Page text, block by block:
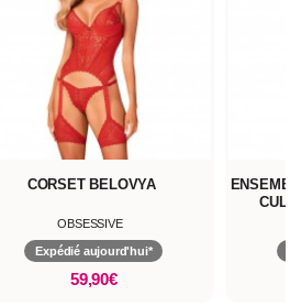
CORSET BELOVYA
OBSESSIVE
Expédié aujourd'hui*
59,90€